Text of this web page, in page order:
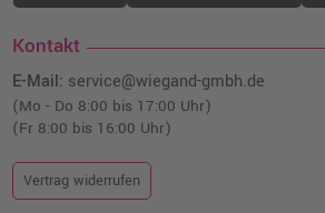
Kontakt
E-Mail: service@wiegand-gmbh.de
(Mo - Do 8:00 bis 17:00 Uhr)
(Fr 8:00 bis 16:00 Uhr)
Vertrag widerrufen